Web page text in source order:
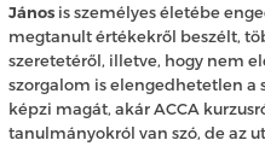
János is személyes életébe
megtanult értékekről beszélt,
szeretetéről, illetve, hogy nem
szorgalom is elengedhetetlen a
képzi magát, akár ACCA
tanulmányokról van szó, de az